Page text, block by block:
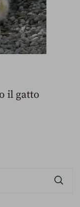
il gatto